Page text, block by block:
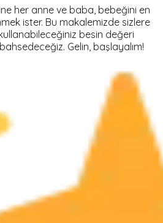
her anne ve baba, bebeğini en
ister. Bu makalemizde sizlere
besin değeri
Gelin, başlayalım!